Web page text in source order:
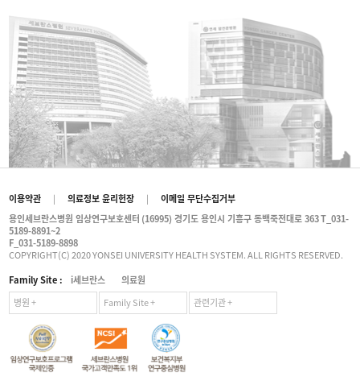
이용약관 | 의료정보 윤리헌장 |
이메일 무단수집거부
용인세브란스병원 임상연구보호센터 (16995) 경기도 용인시 기흥구 동백죽전대로 363T_031-
5189-8891~2
F_031-5189-8898
COPYRIGHT(C) 2020 YONSEI UNIVERSITY HEALTH SYSTEM. ALL RIGHTS RESERVED.
Family Site :
i세브란스
의료원
병원 +
Family Site + 관련기관 +